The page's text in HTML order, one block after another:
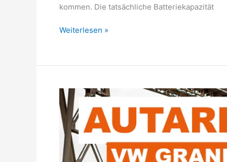
kommen. Die tatsächliche Batteriekapazität
Weiterlesen »
Div.
Autarkiepakete
VW
Grand
California